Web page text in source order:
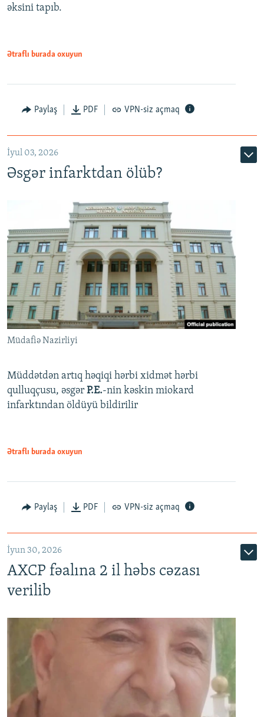
Auto 240p 360p 480p
720p 1080p
əksini tapıb.
Ətraflı burada oxuyun
Paylaş PDF VPN-siz açmaq
İyul 03, 2026
Əsgər infarktdan ölüb?
Müdafiə Nazirliyi
Müddətdən artıq həqiqi hərbi xidmət hərbi
qulluqçusu, əsgər P.E.-nin kəskin miokard
infarktından öldüyü bildirilir
Ətraflı burada oxuyun
Paylaş PDF VPN-siz açmaq
İyun 30, 2026
AXCP fəalına 2 il həbs cəzası
verilib